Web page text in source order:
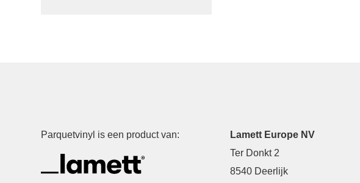
Parquetvinyl is een product van:
Lamett Europe NV
Ter Donkt 2
8540 Deerlijk